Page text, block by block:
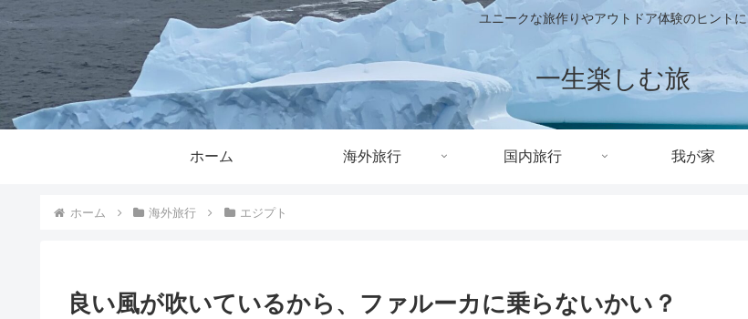
ユニークな旅作りやアウトドア体験のヒントに
一生楽しむ旅
ホーム 海外旅行 国内旅行 我が家
ホーム 海外旅行 エジプト
良い風が吹いているから、ファルーカに乗らないかい？